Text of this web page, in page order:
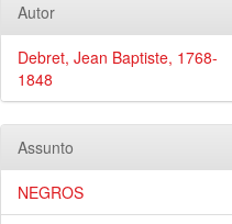
Autor
Debret, Jean Baptiste, 1768-
1848
Assunto
NEGROS